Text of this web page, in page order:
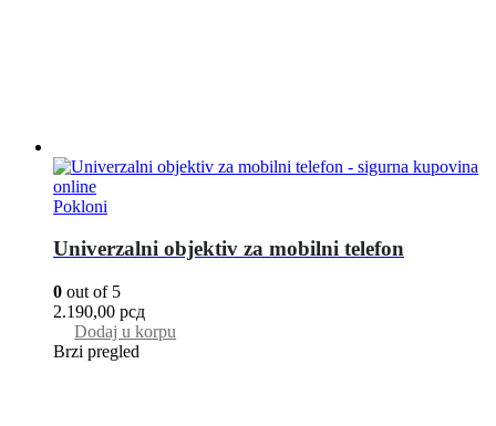
Pokloni
Univerzalni objektiv za mobilni telefon
0 out of 5
2.190,00 рсд
Dodaj u korpu
Brzi pregled